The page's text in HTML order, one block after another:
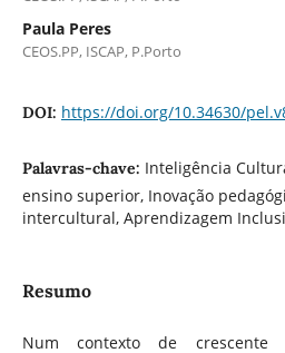
Paula Peres
CEOS.PP, ISCAP, P.Porto
DOI: https://doi.org/10.34630/
Palavras-chave: Inteligência
ensino superior, Inovação
intercultural, Aprendizagem
Resumo
Num contexto de crescente